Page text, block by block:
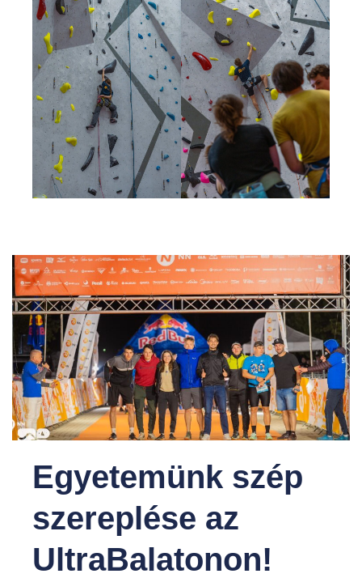
Egyetemünk szép
szereplése az
UltraBalatonon!